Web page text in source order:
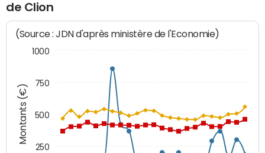
de Clion
Montants (€)
(Source : JDN d'après ministère de l'Economie)
250
500
750
1000